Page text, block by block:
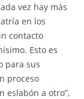
vez hay más
en los
contacto
Esto es
para sus
proceso
eslabón a otro”,